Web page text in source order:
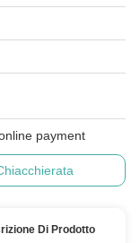
payment
Di Prodotto